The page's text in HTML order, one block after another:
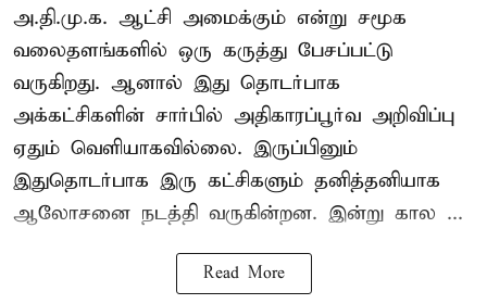
அ.தி.மு.க. ஆட்சி அமைக்கும் என்று சமூக
வலைதளங்களில் ஒரு கருத்து பேசப்பட்டு
வருகிறது. ஆனால் இது தொடர்பாக
அக்கட்சிகளின் சார்பில் அதிகாரப்பூர்வ அறிவிப்பு
ஏதும் வெளியாகவில்லை. இருப்பினும்
இதுதொடர்பாக இரு கட்சிகளும் தனித்தனியாக
ஆலோசனை நடத்தி வருகின்றன. இன்று கால ...
Read More